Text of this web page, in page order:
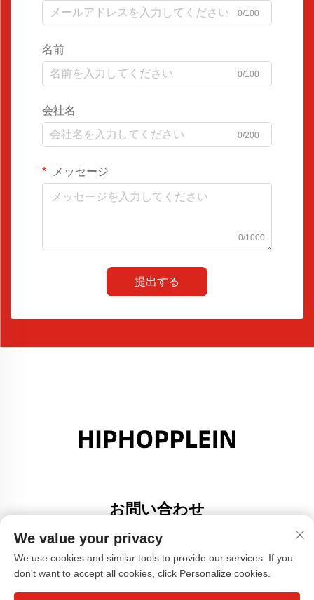
0/100
名前
0/100
会社名
0/200
メッセージ
0/1000
提出する
お問い合わせ
Add: 広東省佛山市大里町金沙港創意園A棟308号室
電話番号：+86-17304049586
メールアドレス： [email protected]
We value your privacy
We use cookies and similar tools to provide our services. If you
don't want to accept all cookies, click Personalize cookies.